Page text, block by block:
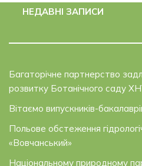
НЕДАВНІ ЗАПИСИ
Багаторічне партнерство
розвитку Ботанічного саду
Вітаємо випускників-
Польове обстеження
«Вовчанський»
Національному природному